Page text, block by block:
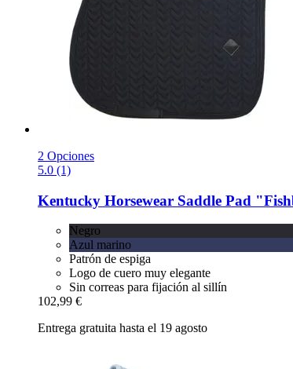
2 Opciones
5.0 (1)
Kentucky Horsewear Saddle Pad
Negro
Azul marino
Patrón de espiga
Logo de cuero muy elegante
Sin correas para fijación al sillín
102,99 €
Entrega gratuita hasta el 19 agosto